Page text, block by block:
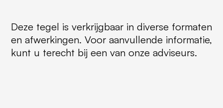
Deze tegel is verkrijgbaar in diverse formaten
en afwerkingen. Voor aanvullende informatie,
kunt u terecht bij een van onze adviseurs.